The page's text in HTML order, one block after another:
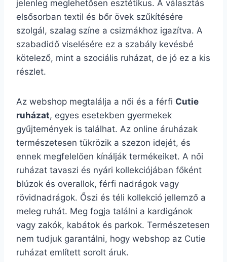
jelenleg meglehetősen esztétikus. A választás
elsősorban textil és bőr övek szűkítésére
szolgál, szalag színe a csizmákhoz igazítva. A
szabadidő viselésére ez a szabály kevésbé
kötelező, mint a szociális ruházat, de jó ez a kis
részlet.
Az webshop megtalálja a női és a férfi Cutie
ruházat, egyes esetekben gyermekek
gyűjtemények is találhat. Az online áruházak
természetesen tükrözik a szezon idejét, és
ennek megfelelően kínálják termékeiket. A női
ruházat tavaszi és nyári kollekciójában főként
blúzok és overallok, férfi nadrágok vagy
rövidnadrágok. Őszi és téli kollekció jellemző a
meleg ruhát. Meg fogja találni a kardigánok
vagy zakók, kabátok és parkok. Természetesen
nem tudjuk garantálni, hogy webshop az Cutie
ruházat említett sorolt áruk.